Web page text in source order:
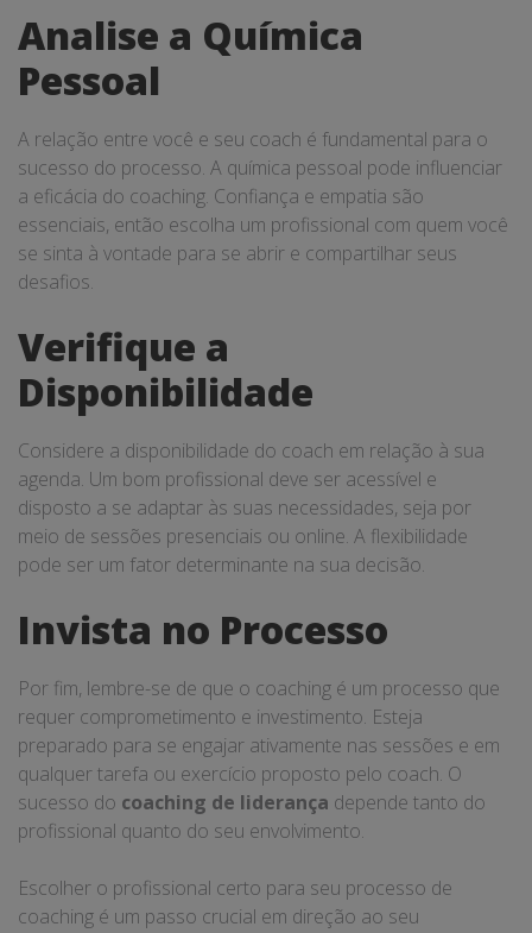
Analise a Química
Pessoal
A relação entre você e seu coach é fundamental para o
sucesso do processo. A química pessoal pode influenciar
a eficácia do coaching. Confiança e empatia são
essenciais, então escolha um profissional com quem você
se sinta à vontade para se abrir e compartilhar seus
desafios.
Verifique a
Disponibilidade
Considere a disponibilidade do coach em relação à sua
agenda. Um bom profissional deve ser acessível e
disposto a se adaptar às suas necessidades, seja por
meio de sessões presenciais ou online. A flexibilidade
pode ser um fator determinante na sua decisão.
Invista no Processo
Por fim, lembre-se de que o coaching é um processo que
requer comprometimento e investimento. Esteja
preparado para se engajar ativamente nas sessões e em
qualquer tarefa ou exercício proposto pelo coach. O
sucesso do coaching de liderança depende tanto do
profissional quanto do seu envolvimento.
Escolher o profissional certo para seu processo de
coaching é um passo crucial em direção ao seu